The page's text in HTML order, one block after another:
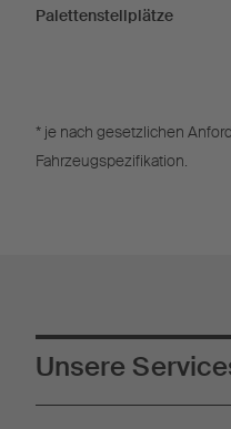
Palettenstellplätze
* je nach gesetzlichen
Fahrzeugspezifikation.
Unsere